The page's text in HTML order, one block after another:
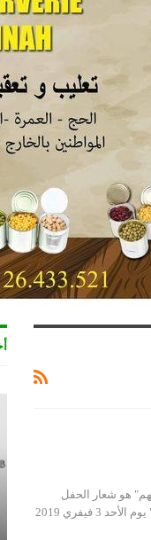
هو شعار الحفل
الفني الذي ستحييه الفرقة الوطنية للموسيقى بقيادة الأستاذ "محمد الاسود" يوم الأحد 3 فيفري 2019